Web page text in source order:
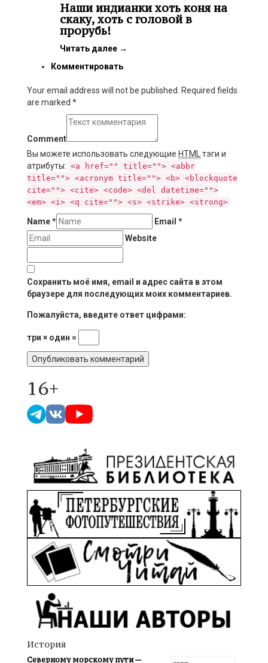
Наши индианки хоть коня на
скаку, хоть с головой в
прорубь!
Читать далее →
Комментировать
Your email address will not be published. Required fields
are marked *
Comment
Вы можете использовать следующие HTML
тэги и
атрибуты: <a href="" title=""> <abbr
title=""> <acronym title=""> <b> <blockquote
cite=""> <cite> <code> <del datetime="">
<em> <i> <q cite=""> <s> <strike> <strong>
Name* Email *
Website
Сохранить моё имя, email и адрес сайта в этом
браузере для последующих моих комментариев.
Пожалуйста, введите ответ цифрами:
три × один =
16+
История
Северному морскому пути —